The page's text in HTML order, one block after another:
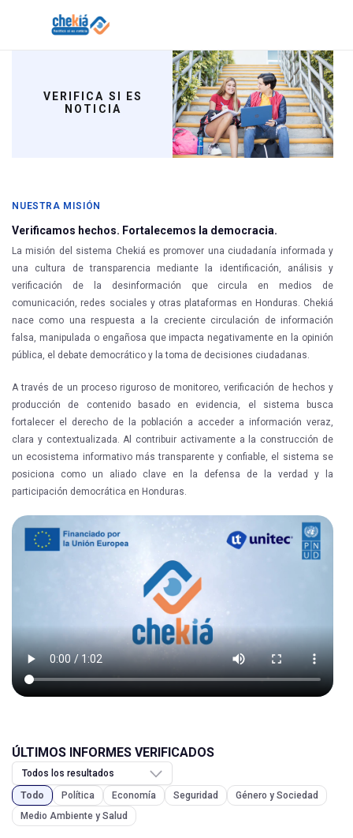
Solicitar verificación de hechos de Chekiá
VERIFICA SI ES
NOTICIA
NUESTRA MISIÓN
Verificamos hechos. Fortalecemos la democracia.
La misión del sistema Chekiá es promover una ciudadanía informada y
una cultura de transparencia mediante la identificación, análisis y
verificación de la desinformación que circula en medios de
comunicación, redes sociales y otras plataformas en Honduras. Chekiá
nace como una respuesta a la creciente circulación de información
falsa, manipulada o engañosa que impacta negativamente en la opinión
pública, el debate democrático y la toma de decisiones ciudadanas.
A través de un proceso riguroso de monitoreo, verificación de hechos y
producción de contenido basado en evidencia, el sistema busca
fortalecer el derecho de la población a acceder a información veraz,
clara y contextualizada. Al contribuir activamente a la construcción de
un ecosistema informativo más transparente y confiable, el sistema se
posiciona como un aliado clave en la defensa de la verdad y la
participación democrática en Honduras.
ÚLTIMOS INFORMES VERIFICADOS
Todo Política Economía Seguridad
Género y Sociedad
Medio Ambiente y Salud